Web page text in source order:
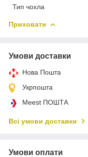
Тип чохла
Приховати
Умови доставки
Нова Пошта
Укрпошта
Meest ПОШТА
Всі умови доставки
Умови оплати